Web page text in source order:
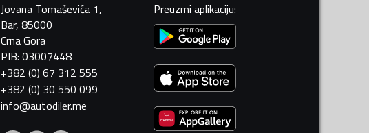
Jovana Tomaševića 1,
Bar, 85000
Crna Gora
PIB: 03007448
+382 (0) 67 312 555
+382 (0) 30 550 099
info@autodiler.me
Preuzmi aplikaciju: